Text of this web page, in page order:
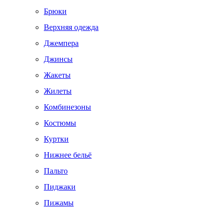
Брюки
Верхняя одежда
Джемпера
Джинсы
Жакеты
Жилеты
Комбинезоны
Костюмы
Куртки
Нижнее бельё
Пальто
Пиджаки
Пижамы